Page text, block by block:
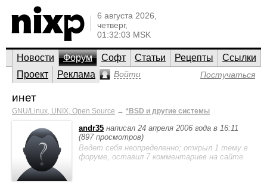
6 августа 2026,
четверг,
01:32:03 MSK
Новости Форум Софт Статьи Рецепты
Ссылки
Проект
Реклама Войти Постучаться
инет
GNU/Linux, UNIX, Open Source → *BSD и другие системы
andr35 написал 24 апреля 2006 года в 16:11
(897 просмотров)
Ведет себя неопределенно; открыл 1 тему в
форуме, оставил 7 комментариев на сайте.